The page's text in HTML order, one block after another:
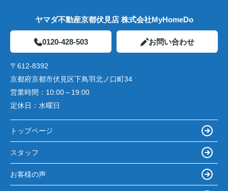
ヤマダ不動産京都伏見店 株式会社MyHomeDo
0120-428-503 お問い合わせ
〒612-8392
京都府京都市伏見区下鳥羽北ノ口町34
営業時間： 10:00～19:00
定休日： 水曜日
トップページ
スタッフ
お客様の声